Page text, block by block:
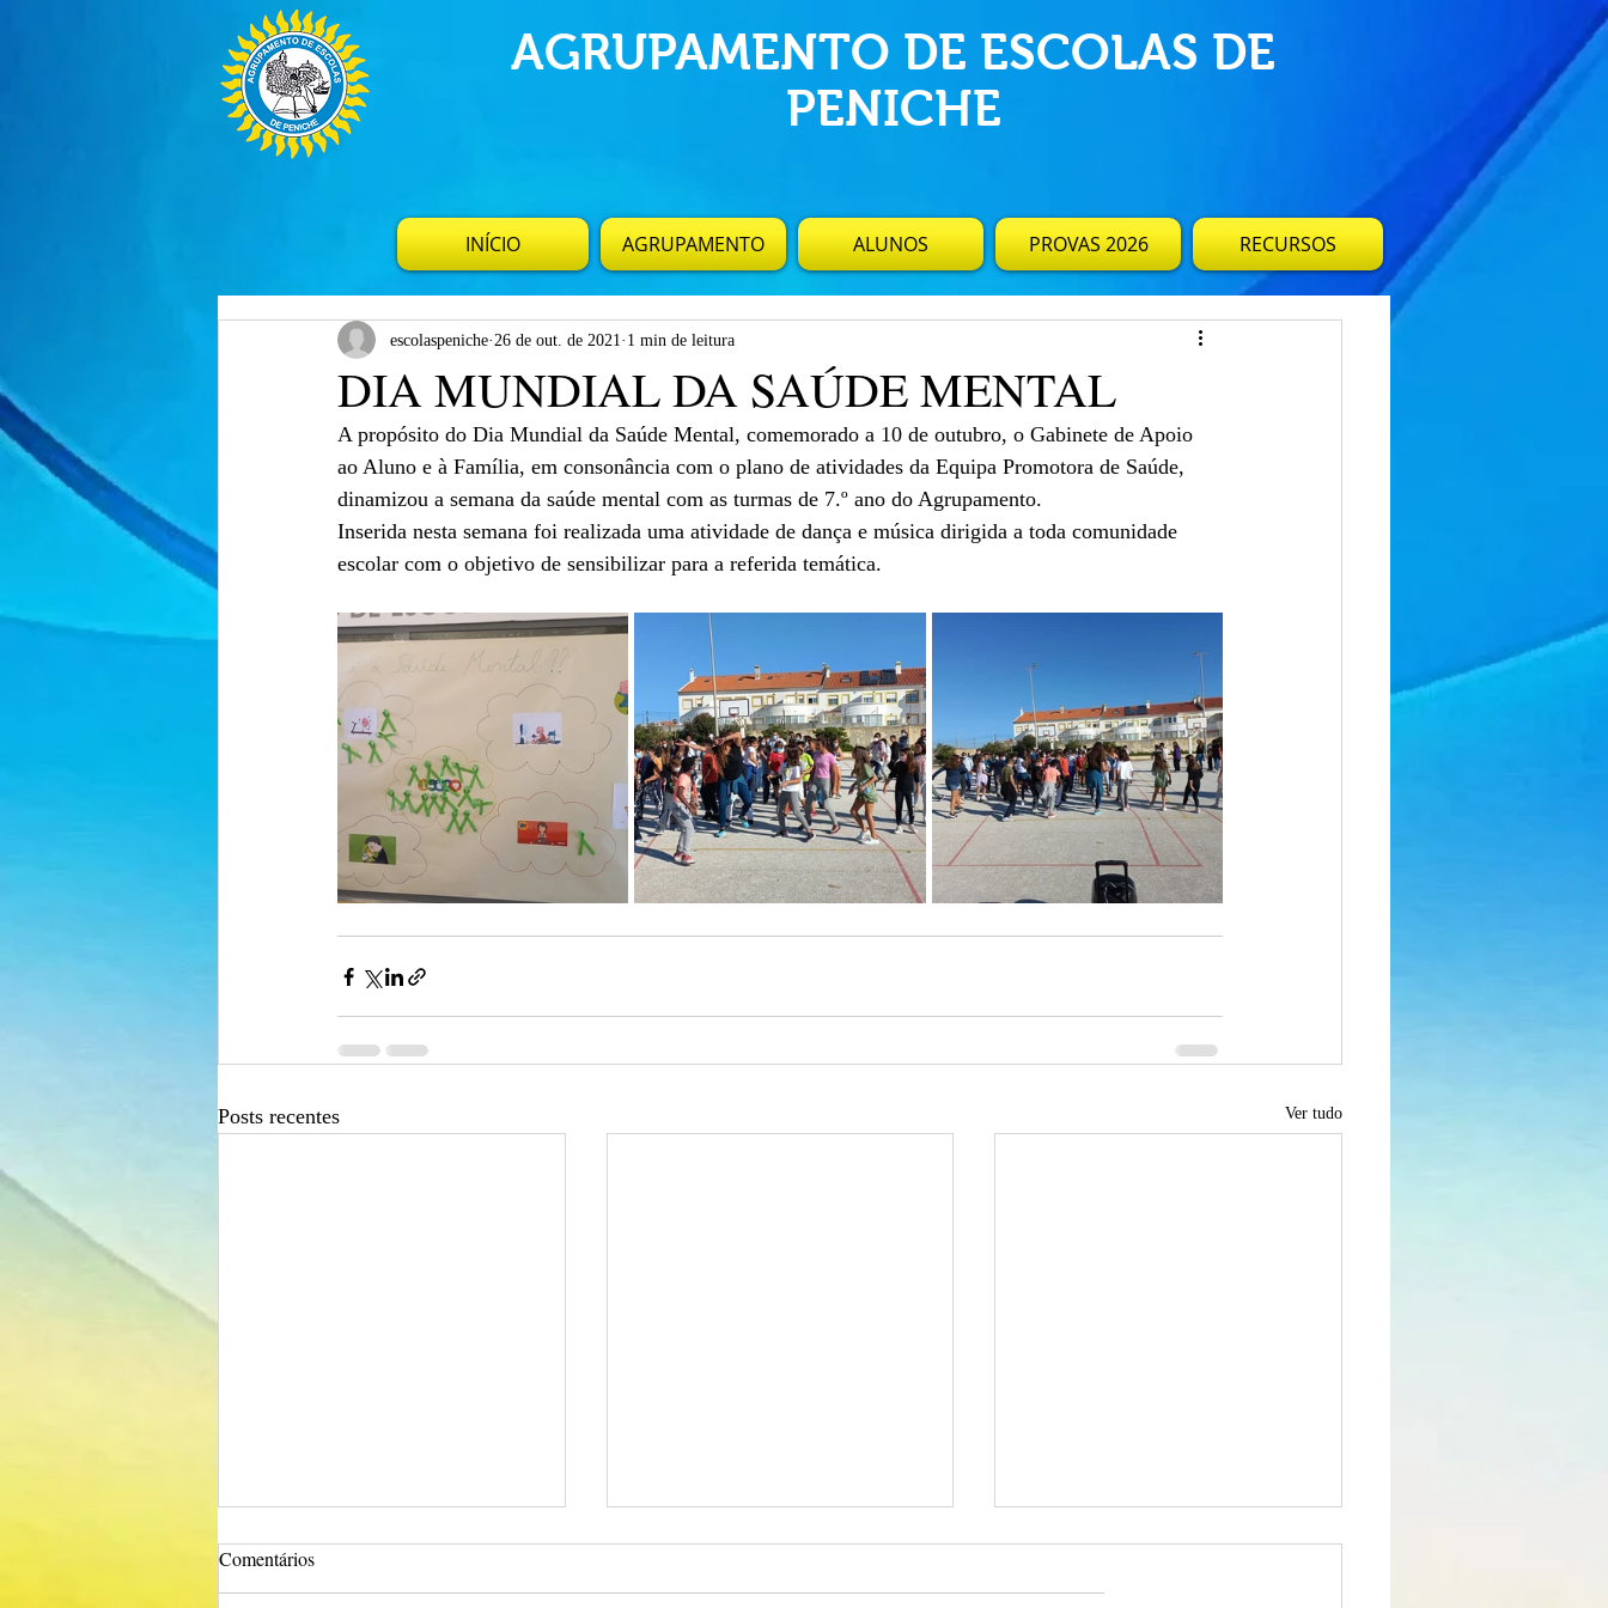
AGRUPAMENTO DE ESCOLAS DE
PENICHE
INÍCIO AGRUPAMENTO ALUNOS PROVAS 2026 RECURSOS
DIA MUNDIAL DA SAÚDE MENTAL
escolaspeniche 26 de out. de 2021 1 min de leitura
A propósito do Dia Mundial da Saúde Mental, comemorado a 10 de outubro, o Gabinete de Apoio
ao Aluno e à Família, em consonância com o plano de atividades da Equipa Promotora de Saúde,
dinamizou a semana da saúde mental com as turmas de 7.º ano do Agrupamento.
Inserida nesta semana foi realizada uma atividade de dança e música dirigida a toda comunidade
escolar com o objetivo de sensibilizar para a referida temática.
Posts recentes Ver tudo
Comentários